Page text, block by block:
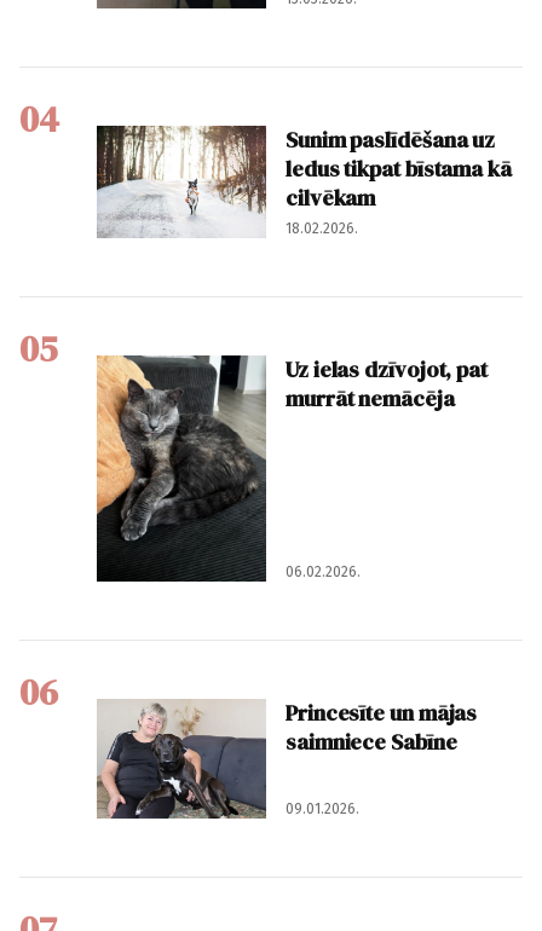
04
Sunim paslīdēšana uz
ledus tikpat bīstama kā
cilvēkam
18.02.2026.
05
Uz ielas dzīvojot, pat
murrāt nemācēja
06.02.2026.
06
Princesīte un mājas
saimniece Sabīne
09.01.2026.